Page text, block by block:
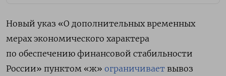
Новый указ «О дополнительных временных
мерах экономического характера
по обеспечению финансовой стабильности
России» пунктом «ж» ограничивает вывоз